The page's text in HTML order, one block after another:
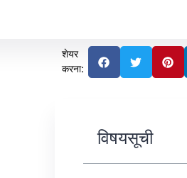
शेयर
करना:
विषयसूची